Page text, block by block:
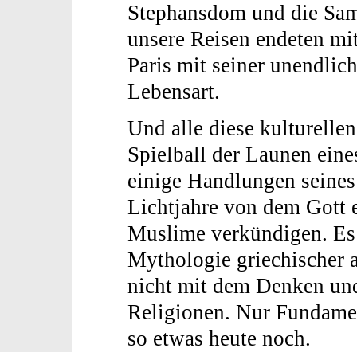
Stephansdom und die
unsere Reisen endeten
Paris mit seiner
Lebensart.
Und alle diese
Spielball der Launen
einige Handlungen
Lichtjahre von dem Gott
Muslime verkündigen.
Mythologie griechischer
nicht mit dem Denken
Religionen. Nur
so etwas heute noch.